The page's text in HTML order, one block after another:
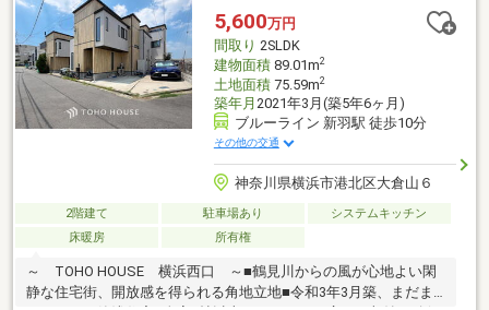
【夢に人に住まいに本気です！】お客様のお問合せをお待ちして
おります☆
5,600万円
間取り 2SLDK
建物面積89.01m2
土地面積75.59m2
築年月 2021年3月(築5年6ヶ月)
ブルーライン 新羽駅 徒歩10分
その他の交通
神奈川県横浜市港北区大倉山６
2階建て 駐車場あり
システムキッチン
床暖房
所有権
～ TOHO HOUSE 横浜西口 ～■鶴見川からの風が心地よい閑
静な住宅街、開放感を得られる角地立地■令和3年3月築、まだま